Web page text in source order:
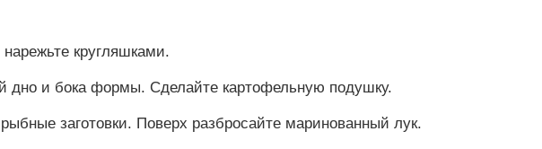
кругляшками.
дно и бока формы. Сделайте картофельную подушку.
заготовки. Поверх разбросайте маринованный лук.